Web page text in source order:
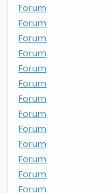
Forum
Forum
Forum
Forum
Forum
Forum
Forum
Forum
Forum
Forum
Forum
Forum
Forum